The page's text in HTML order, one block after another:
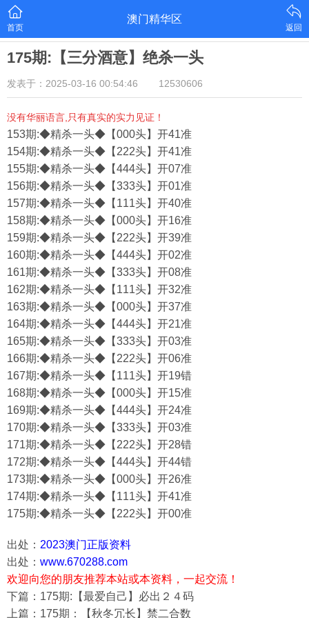
首页
澳门精华区
返回
175期:【三分酒意】绝杀一头
发表于：2025-03-16 00:54:46 12530606
没有华丽语言,只有真实的实力见证！
153期:◆精杀一头◆【000头】开41准
154期:◆精杀一头◆【222头】开41准
155期:◆精杀一头◆【444头】开07准
156期:◆精杀一头◆【333头】开01准
157期:◆精杀一头◆【111头】开40准
158期:◆精杀一头◆【000头】开16准
159期:◆精杀一头◆【222头】开39准
160期:◆精杀一头◆【444头】开02准
161期:◆精杀一头◆【333头】开08准
162期:◆精杀一头◆【111头】开32准
163期:◆精杀一头◆【000头】开37准
164期:◆精杀一头◆【444头】开21准
165期:◆精杀一头◆【333头】开03准
166期:◆精杀一头◆【222头】开06准
167期:◆精杀一头◆【111头】开19错
168期:◆精杀一头◆【000头】开15准
169期:◆精杀一头◆【444头】开24准
170期:◆精杀一头◆【333头】开03准
171期:◆精杀一头◆【222头】开28错
172期:◆精杀一头◆【444头】开44错
173期:◆精杀一头◆【000头】开26准
174期:◆精杀一头◆【111头】开41准
175期:◆精杀一头◆【222头】开00准
出处： 2023澳门正版资料
出处： www.670288.com
欢迎向您的朋友推荐本站或本资料，一起交流！
下篇：175期:【最爱自己】必出２４码
上篇：175期：【秋冬冗长】禁二合数